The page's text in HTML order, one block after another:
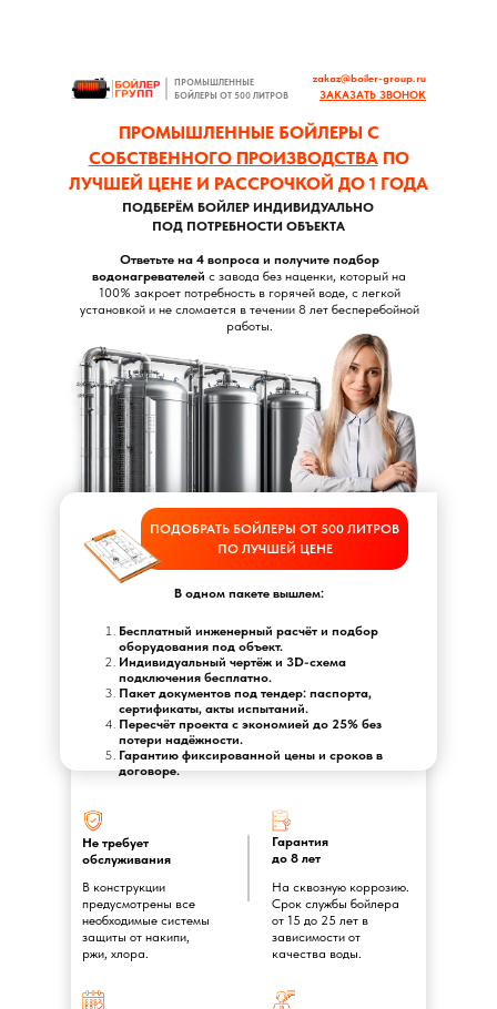
Ответьте на 4 вопроса и получите подбор
водонагревателей с завода без наценки, который на
100% закроет потребность в горячей воде, с легкой
установкой и не сломается в течении 8 лет бесперебойной
работы.
В одном пакете вышлем:
Бесплатный инженерный расчёт и подбор
оборудования под объект.
Индивидуальный чертёж и 3D-схема
подключения бесплатно.
Пакет документов под тендер: паспорта,
сертификаты, акты испытаний.
Пересчёт проекта с экономией до 25% без
потери надёжности.
Гарантию фиксированной цены и сроков в
договоре.
ПРОМЫШЛЕННЫЕ БОЙЛЕРЫ С
СОБСТВЕННОГО ПРОИЗВОДСТВАПО
ЛУЧШЕЙ ЦЕНЕ И РАССРОЧКОЙ ДО 1 ГОДА
ПОДБЕРЁМ БОЙЛЕР ИНДИВИДУАЛЬНО
ПОД ПОТРЕБНОСТИ ОБЪЕКТА
Не требует
обслуживания
В конструкции
предусмотрены все
необходимые системы
защиты от накипи,
ржи, хлора.
Гарантия
до 8 лет
ПРОМЫШЛЕННЫЕ
БОЙЛЕРЫ ОТ 500 ЛИТРОВ
На сквозную коррозию.
Срок службы бойлера
от 15 до 25 лет в
зависимости от
качества воды.
zakaz@boiler-group.ru
ЗАКАЗАТЬ ЗВОНОК
ПОДОБРАТЬ БОЙЛЕРЫ ОТ 500 ЛИТРОВ
ПО ЛУЧШЕЙ ЦЕНЕ